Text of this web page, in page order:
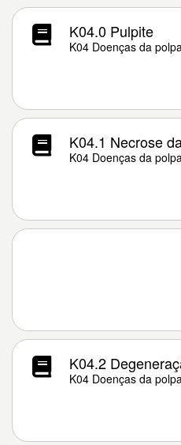
K04.0 Pulpite
K04 Doenças da
K04.1 Necrose
K04 Doenças da
K04.2
K04 Doenças da